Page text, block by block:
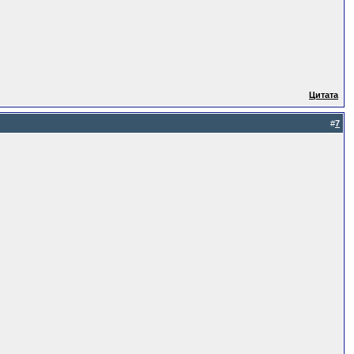
Цитата
#7